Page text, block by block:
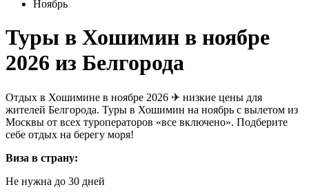
Ноябрь
Туры в Хошимин в ноябре
2026 из Белгорода
Отдых в Хошимине в ноябре 2026 ✈ низкие цены для
жителей Белгорода. Туры в Хошимин на ноябрь с вылетом из
Москвы от всех туроператоров «все включено». Подберите
себе отдых на берегу моря!
Виза в страну:
Не нужна до 30 дней